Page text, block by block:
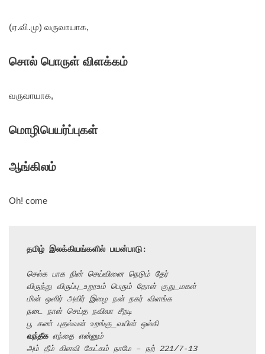
(ஏ.வி.மு) வருவாயாக,
சொல் பொருள் விளக்கம்
வருவாயாக,
மொழிபெயர்ப்புகள்
ஆங்கிலம்
Oh! come
தமிழ் இலக்கியங்களில் பயன்பாடு:
செல்க பாக நின் செய்வினை நெடும் தேர்
விருந்து விருப்பு_உறூஉம் பெரும் தோள் குறு_மகள்
மின் ஒளிர் அவிர் இழை நன் நகர் விளங்க
நடை நாள் செய்த நவிலா சீறடி
பூ கண் புதல்வன் உறங்கு_வயின் ஒல்கி
வந்தீக எந்தை என்னும்
அம் தீம் கிளவி கேட்கம் நாமே – நற் 221/7-13